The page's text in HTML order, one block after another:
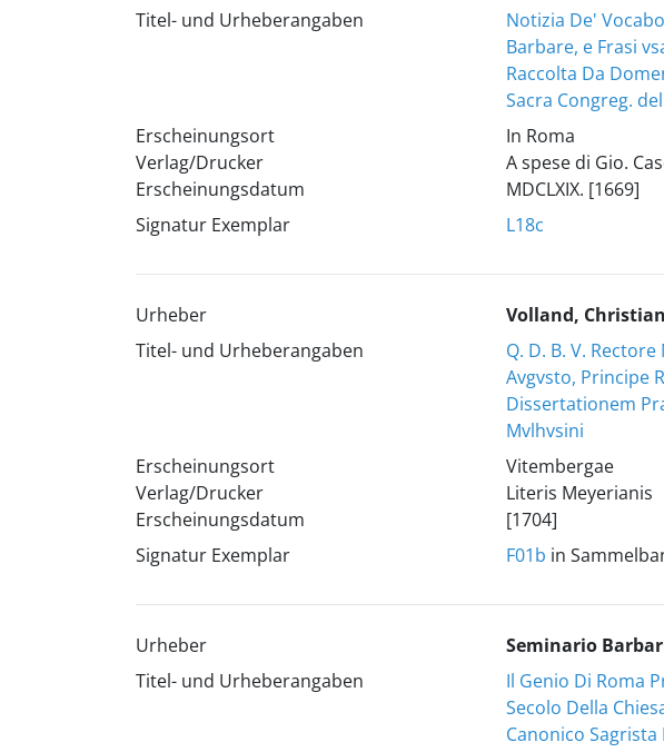
Titel- und Urheberangaben
Notizia De'
Barbare, e Frasi
Raccolta Da
Sacra Congreg.
Erscheinungsort
Verlag/Drucker
Erscheinungsdatum
In Roma
A spese di Gio.
MDCLXIX. [1669]
Signatur Exemplar
L18c
Urheber Volland,
Titel- und Urheberangaben
Q. D. B. V.
Avgvsto, Principe
Dissertationem
Mvlhvsini
Erscheinungsort
Verlag/Drucker
Erscheinungsdatum
Vitembergae
Literis Meyerianis
[1704]
Signatur Exemplar
F01b in
Urheber Seminario
Titel- und Urheberangaben
Il Genio Di Roma
Secolo Della
Canonico